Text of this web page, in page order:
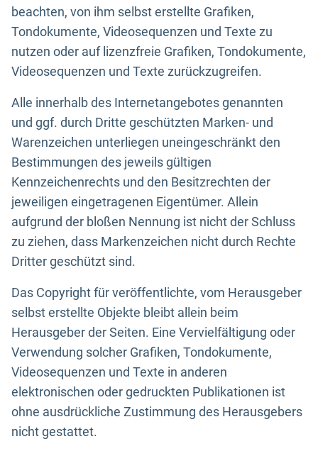
beachten, von ihm selbst erstellte Grafiken,
Tondokumente, Videosequenzen und Texte zu
nutzen oder auf lizenzfreie Grafiken, Tondokumente,
Videosequenzen und Texte zurückzugreifen.
Alle innerhalb des Internetangebotes genannten
und ggf. durch Dritte geschützten Marken- und
Warenzeichen unterliegen uneingeschränkt den
Bestimmungen des jeweils gültigen
Kennzeichenrechts und den Besitzrechten der
jeweiligen eingetragenen Eigentümer. Allein
aufgrund der bloßen Nennung ist nicht der Schluss
zu ziehen, dass Markenzeichen nicht durch Rechte
Dritter geschützt sind.
Das Copyright für veröffentlichte, vom Herausgeber
selbst erstellte Objekte bleibt allein beim
Herausgeber der Seiten. Eine Vervielfältigung oder
Verwendung solcher Grafiken, Tondokumente,
Videosequenzen und Texte in anderen
elektronischen oder gedruckten Publikationen ist
ohne ausdrückliche Zustimmung des Herausgebers
nicht gestattet.